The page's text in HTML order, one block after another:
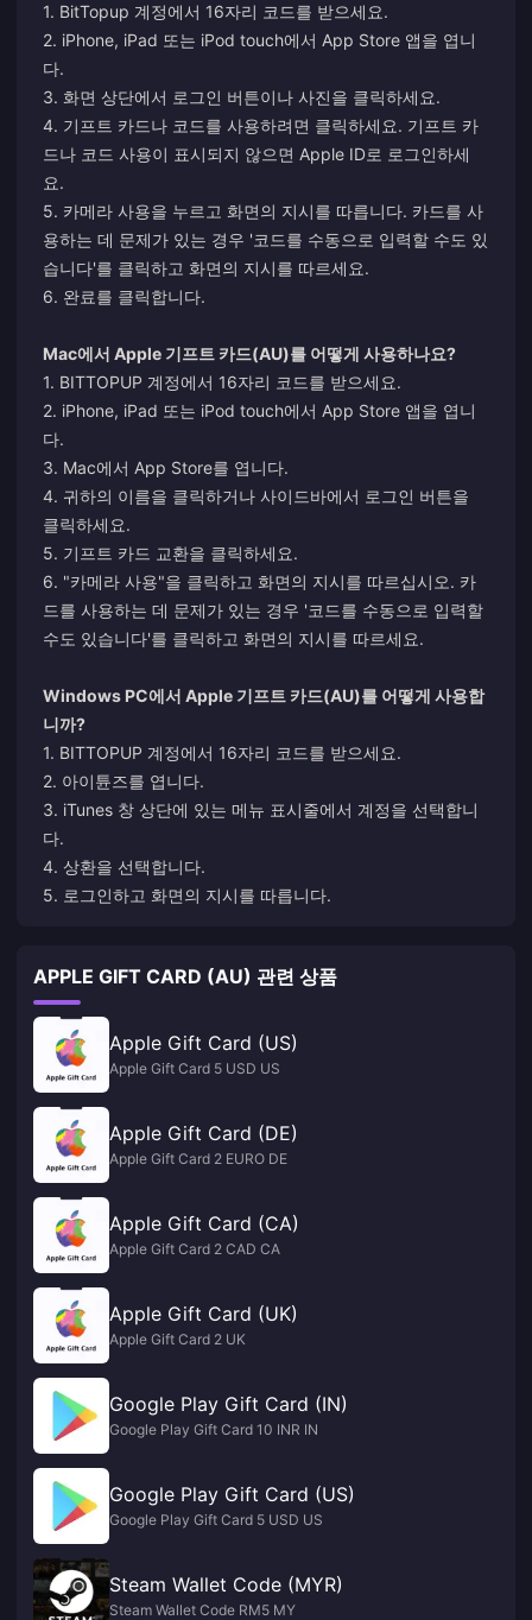
1. BitTopup 계정에서 16자리 코드를 받으세요.
2. iPhone, iPad 또는 iPod touch에서 App Store 앱을 엽니
다.
3. 화면 상단에서 로그인 버튼이나 사진을 클릭하세요.
4. 기프트 카드나 코드를 사용하려면 클릭하세요. 기프트 카
드나 코드 사용이 표시되지 않으면 Apple ID로 로그인하세
요.
5. 카메라 사용을 누르고 화면의 지시를 따릅니다. 카드를 사
용하는 데 문제가 있는 경우 '코드를 수동으로 입력할 수도 있
습니다'를 클릭하고 화면의 지시를 따르세요.
6. 완료를 클릭합니다.
Mac에서 Apple 기프트 카드(AU)를 어떻게 사용하나요?
1. BITTOPUP 계정에서 16자리 코드를 받으세요.
2. iPhone, iPad 또는 iPod touch에서 App Store 앱을 엽니
다.
3. Mac에서 App Store를 엽니다.
4. 귀하의 이름을 클릭하거나 사이드바에서 로그인 버튼을
클릭하세요.
5. 기프트 카드 교환을 클릭하세요.
6. "카메라 사용"을 클릭하고 화면의 지시를 따르십시오. 카
드를 사용하는 데 문제가 있는 경우 '코드를 수동으로 입력할
수도 있습니다'를 클릭하고 화면의 지시를 따르세요.
Windows PC에서 Apple 기프트 카드(AU)를 어떻게 사용합
니까?
1. BITTOPUP 계정에서 16자리 코드를 받으세요.
2. 아이튠즈를 엽니다.
3. iTunes 창 상단에 있는 메뉴 표시줄에서 계정을 선택합니
다.
4. 상환을 선택합니다.
5. 로그인하고 화면의 지시를 따릅니다.
APPLE GIFT CARD (AU) 관련 상품
Apple Gift Card (US)
Apple Gift Card 5 USD US
Apple Gift Card (DE)
Apple Gift Card 2 EURO DE
Apple Gift Card (CA)
Apple Gift Card 2 CAD CA
Apple Gift Card (UK)
Apple Gift Card 2 UK
Google Play Gift Card (IN)
Google Play Gift Card 10 INR IN
Google Play Gift Card (US)
Google Play Gift Card 5 USD US
Steam Wallet Code (MYR)
Steam Wallet Code RM5 MY